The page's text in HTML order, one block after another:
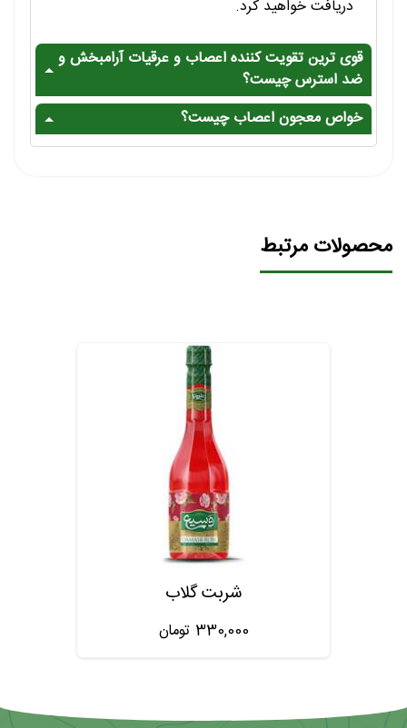
دریافت خواهید کرد.
قوی ترین تقویت کننده اعصاب و عرقیات آرامبخش و
ضد استرس چیست؟
خواص معجون اعصاب چیست؟
محصولات مرتبط
شربت گلاب
330,000تومان